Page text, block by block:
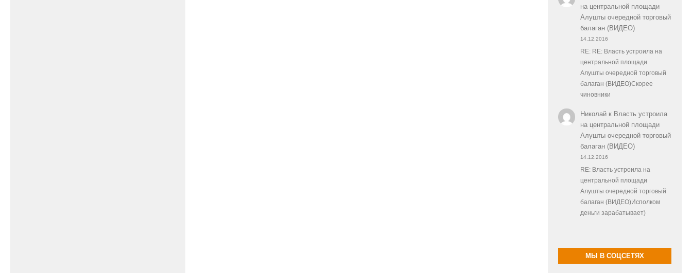
на центральной площади
Алушты очередной торговый
балаган (ВИДЕО)
14.12.2016
RE: RE: Власть устроила на
центральной площади
Алушты очередной торговый
балаган (ВИДЕО)Скорее
чиновники
Николайк Власть устроила
на центральной площади
Алушты очередной торговый
балаган (ВИДЕО)
14.12.2016
RE: Власть устроила на
центральной площади
Алушты очередной торговый
балаган (ВИДЕО)Исполком
деньги зарабатывает)
МЫ В СОЦСЕТЯХ